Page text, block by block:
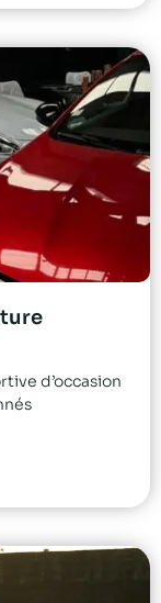
d’occasion